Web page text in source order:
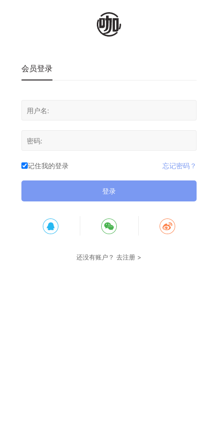
会员登录
记住我的登录 忘记密码？
登录
还没有账户？ 去注册 >